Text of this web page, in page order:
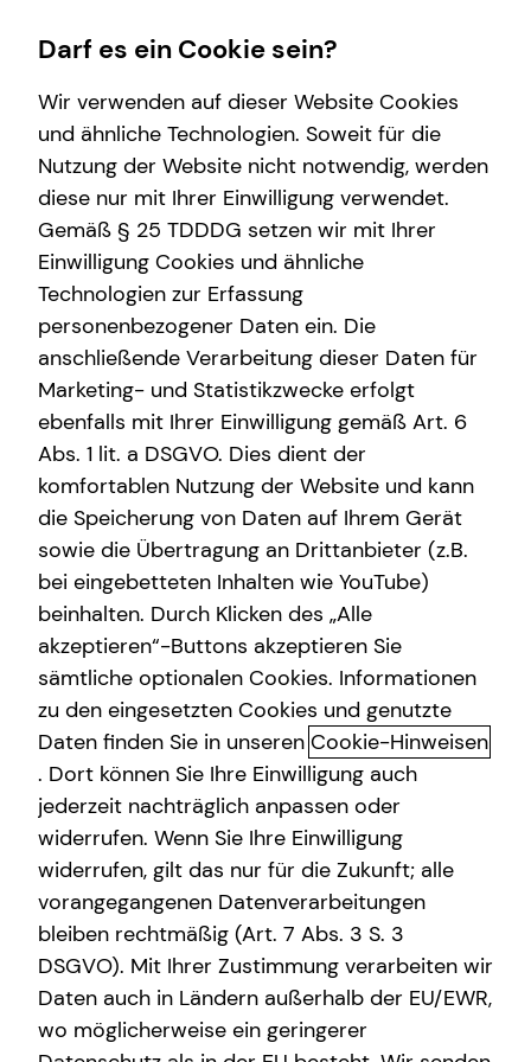
Wissenswertes
Interview
Über mich
Über tecis
Finanzberatung
Videoberatung
Spezialisten-Netzwerk
Service
Kundenportal
Schadenabwicklung
Karriere-Infos
Karrierechancen
Initiativbewerbung
Colin Radtke
Interview mit Colin Radtke
Welchen Beruf hattest du, bevor du zu tecis
gekommen bist?
Mit 18 habe ich begonnen, online in der
Finanzbranche zu arbeiten und konnte so schon
früh erste Erfahrungen sammeln. Das hat mir
gezeigt, wie spannend und vielseitig dieses Feld ist
– vor allem, weil man direkt merkt, welchen Einfluss
Finanzen auf das Leben von Menschen haben
können. Anschließend habe ich ein
Warum hast du dich für eine Tätigkeit bei tecis
entschieden?
Was mich antreibt, ist der Gedanke, eine
Beratungskultur zu schaffen, die Vertrauen
zurückholt und zeigt, dass Finanzen nicht
Worauf kann sich ein Kunde bei dir im
Ersttermin freuen?
Darf es ein Cookie sein?
Wir verwenden auf dieser Website Cookies
und ähnliche Technologien. Soweit für die
Nutzung der Website nicht notwendig, werden
diese nur mit Ihrer Einwilligung verwendet.
Gemäß § 25 TDDDG setzen wir mit Ihrer
Einwilligung Cookies und ähnliche
Technologien zur Erfassung
personenbezogener Daten ein. Die
anschließende Verarbeitung dieser Daten für
Marketing- und Statistikzwecke erfolgt
ebenfalls mit Ihrer Einwilligung gemäß Art. 6
Abs. 1 lit. a DSGVO. Dies dient der
komfortablen Nutzung der Website und kann
die Speicherung von Daten auf Ihrem Gerät
sowie die Übertragung an Drittanbieter (z.B.
bei eingebetteten Inhalten wie YouTube)
beinhalten. Durch Klicken des „Alle
akzeptieren“-Buttons akzeptieren Sie
sämtliche optionalen Cookies. Informationen
zu den eingesetzten Cookies und genutzte
Daten finden Sie in unseren Cookie-Hinweisen
. Dort können Sie Ihre Einwilligung auch
jederzeit nachträglich anpassen oder
widerrufen. Wenn Sie Ihre Einwilligung
widerrufen, gilt das nur für die Zukunft; alle
vorangegangenen Datenverarbeitungen
bleiben rechtmäßig (Art. 7 Abs. 3 S. 3
DSGVO). Mit Ihrer Zustimmung verarbeiten wir
Daten auch in Ländern außerhalb der EU/EWR,
wo möglicherweise ein geringerer